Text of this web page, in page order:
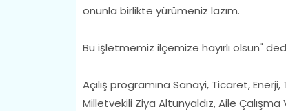
onunla birlikte yürümeniz lazım.
Bu işletmemiz ilçemize hayırlı olsun"
Açılış programına Sanayi, Ticaret,
Milletvekili Ziya Altunyaldız, Aile